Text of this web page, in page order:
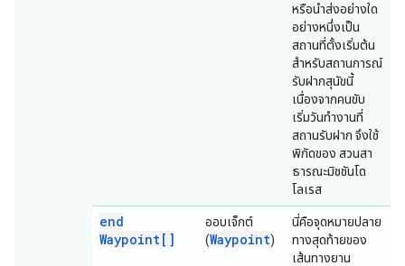
หรือนำส่งอย่างใด
อย่างหนึ่งเป็น
สถานที่ตั้งเริ่มต้น
สำหรับสถานการณ์
รับฝากสุนัขนี้
เนื่องจากคนขับ
เริ่มวันทำงานที่
สถานรับฝาก จึงใช้
พิกัดของ สวนสา
ธารณะมิชชันโด
โลเรส
end
Waypoint[]
ออบเจ็กต์
(Waypoint)
นี่คือจุดหมายปลาย
ทางสุดท้ายของ
เส้นทางยาน